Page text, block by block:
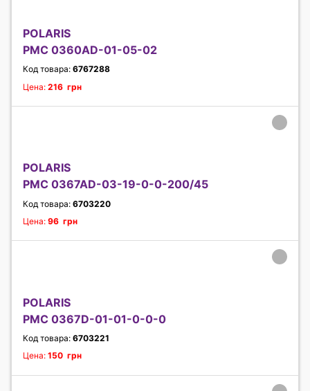
POLARIS
PMC 0360AD-01-05-02
Код товара: 6767288
Цена: 216 грн
POLARIS
PMC 0367AD-03-19-0-0-200/45
Код товара: 6703220
Цена: 96 грн
POLARIS
PMC 0367D-01-01-0-0-0
Код товара: 6703221
Цена: 150 грн